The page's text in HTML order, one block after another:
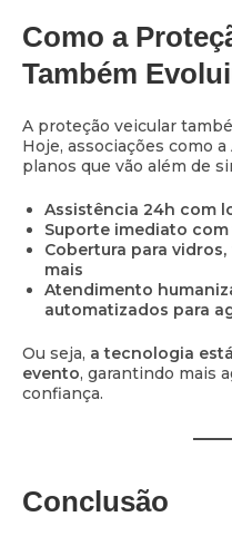
Como a
Também
A proteção veicular
Hoje, associações como
planos que vão além de
Assistência 24h com
Suporte imediato
Cobertura para
mais
Atendimento
automatizados para
Ou seja, a tecnologia
evento, garantindo mais
confiança.
Conclusão